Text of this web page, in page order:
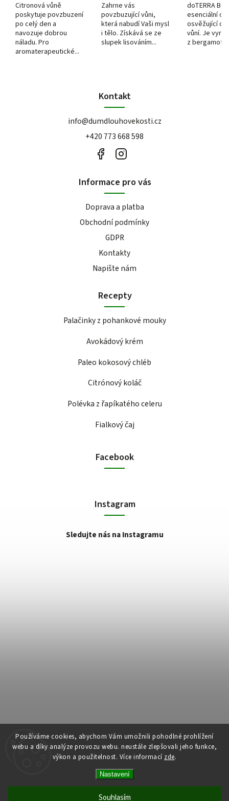
Používáme cookies, abychom Vám umožnili pohodlné prohlížení
webu a díky analýze provozu webu. neustále zlepšovali jeho funkce,
výkon a použitelnost. Více informací zde.
Nastavení
Souhlasím
Citronová vůně
poskytuje povzbuzení
po celý den a
navozuje dobrou
náladu. Pro
aromaterapeutické...
Zahrne vás
povzbuzující vůni,
která nabudí Vaši mysl
i tělo. Získává se ze
slupek lisováním...
doTERRA
esenciální
osvěžující
vůní. Je
z
Kontakt
info@dumdlouhovekosti.cz
+420 773 668 598
Informace pro vás
Doprava a platba
Obchodní podmínky
GDPR
Kontakty
Napište nám
Recepty
Palačinky z pohankové mouky
Avokádový krém
Paleo kokosový chléb
Citrónový koláč
Polévka z řapíkatého celeru
Fialkový čaj
Facebook
Instagram
Sledujte nás na Instagramu
Dům dlouhověkosti
Upravit nastavení cookies
VytvořilShoptet | Design